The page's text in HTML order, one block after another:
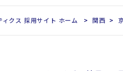
クス 採用サイト ホーム 関西